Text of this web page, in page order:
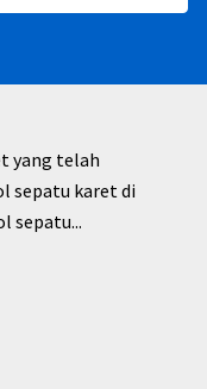
yang telah
sepatu karet di
sepatu...